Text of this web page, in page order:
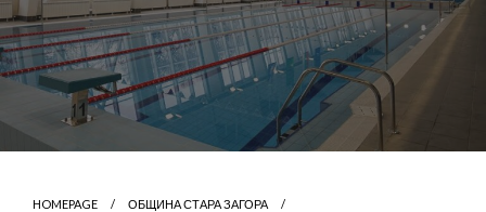
HOMEPAGE
ОБЩИНА СТАРА ЗАГОРА